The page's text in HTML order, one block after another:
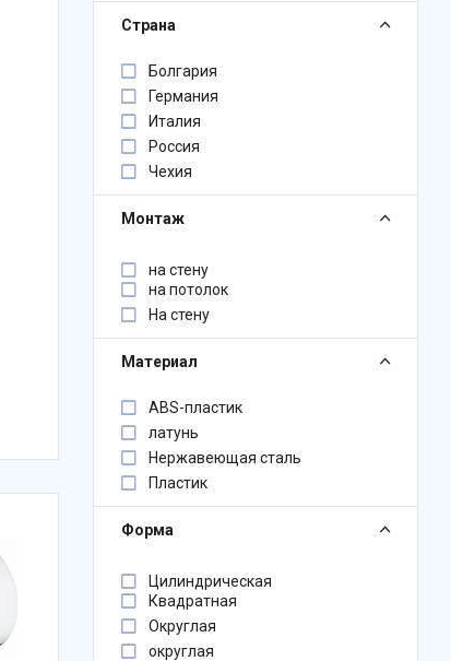
Страна
Болгария
Германия
Италия
Россия
Чехия
Монтаж
на потолок
На стену
на стену
Материал
ABS-пластик
латунь
Нержавеющая сталь
Пластик
Форма
Квадратная
Округлая
округлая
Цилиндрическая